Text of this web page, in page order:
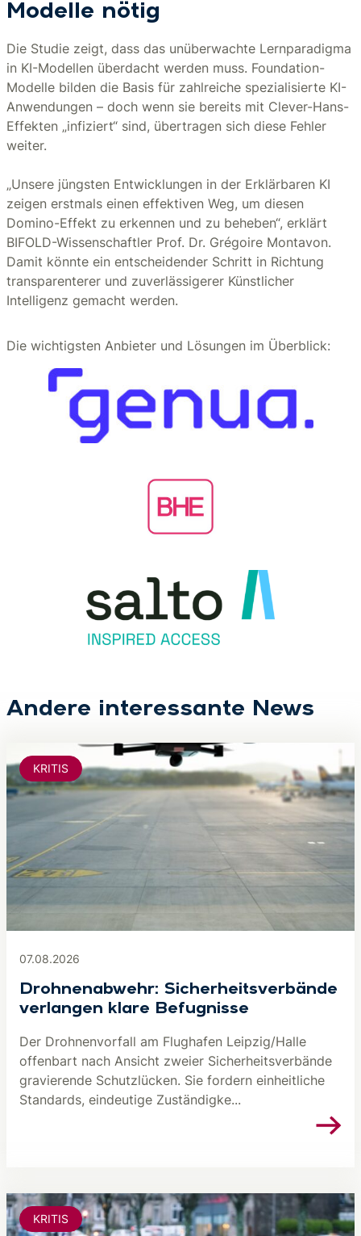
Modelle nötig
Die Studie zeigt, dass das unüberwachte Lernparadigma
in KI-Modellen überdacht werden muss. Foundation-
Modelle bilden die Basis für zahlreiche spezialisierte KI-
Anwendungen – doch wenn sie bereits mit Clever-Hans-
Effekten „infiziert“ sind, übertragen sich diese Fehler
weiter.
„Unsere jüngsten Entwicklungen in der Erklärbaren KI
zeigen erstmals einen effektiven Weg, um diesen
Domino-Effekt zu erkennen und zu beheben“, erklärt
BIFOLD-Wissenschaftler Prof. Dr. Grégoire Montavon.
Damit könnte ein entscheidender Schritt in Richtung
transparenterer und zuverlässigerer Künstlicher
Intelligenz gemacht werden.
Die wichtigsten Anbieter und Lösungen im Überblick:
Andere interessante News
07.08.2026
Drohnenabwehr: Sicherheitsverbände
verlangen klare Befugnisse
Der Drohnenvorfall am Flughafen Leipzig/Halle
offenbart nach Ansicht zweier Sicherheitsverbände
gravierende Schutzlücken. Sie fordern einheitliche
Standards, eindeutige Zuständigke...
KRITIS
KRITIS